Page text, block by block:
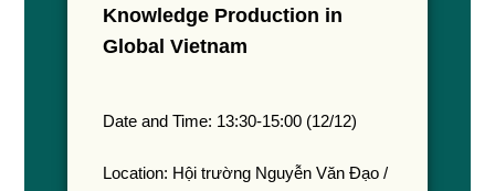
Knowledge Production in
Global Vietnam
Date and Time: 13:30-15:00 (12/12)
Location: Hội trường Nguyễn Văn Đạo /